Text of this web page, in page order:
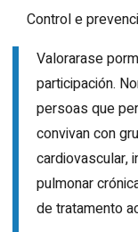
Control e
Valorarase
participación.
persoas que
convivan con
cardiovascular,
pulmonar
de tratamento